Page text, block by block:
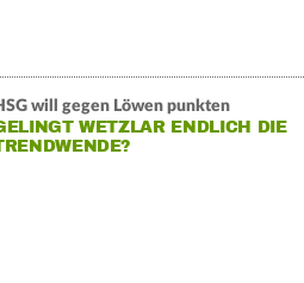
will gegen Löwen punkten
WETZLAR ENDLICH DIE